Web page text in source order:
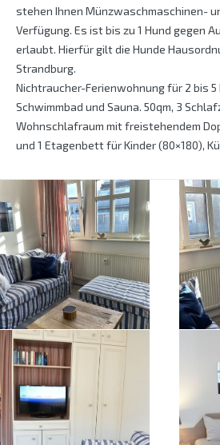
stehen Ihnen Münzwaschmaschinen-
Verfügung. Es ist bis zu 1 Hund gegen
erlaubt. Hierfür gilt die Hunde
Strandburg.
Nichtraucher-Ferienwohnung für 2 bis 5
Schwimmbad und Sauna. 50qm, 3
Wohnschlafraum mit freistehendem
und 1 Etagenbett für Kinder (80×180),